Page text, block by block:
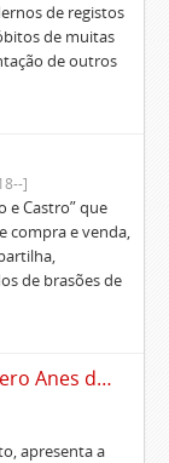
de registos
de muitas
de outros
]
e Castro” que
compra e venda,
de brasões de
Tombo de Escrituras de Pero Anes do Canto
apresenta a